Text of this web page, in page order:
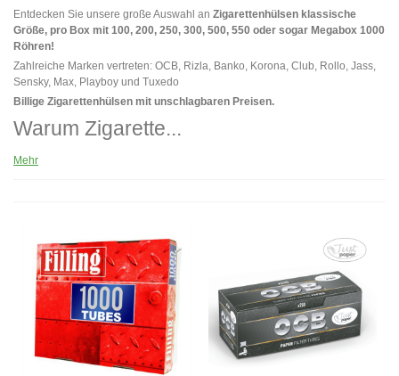
Entdecken Sie unsere große Auswahl an Zigarettenhülsen klassische
Größe, pro Box mit 100, 200, 250, 300, 500, 550 oder sogar Megabox 1000
Röhren!
Zahlreiche Marken vertreten: OCB, Rizla, Banko, Korona, Club, Rollo, Jass,
Sensky, Max, Playboy und Tuxedo
Billige Zigarettenhülsen mit unschlagbaren Preisen.
Warum Zigarette...
Mehr